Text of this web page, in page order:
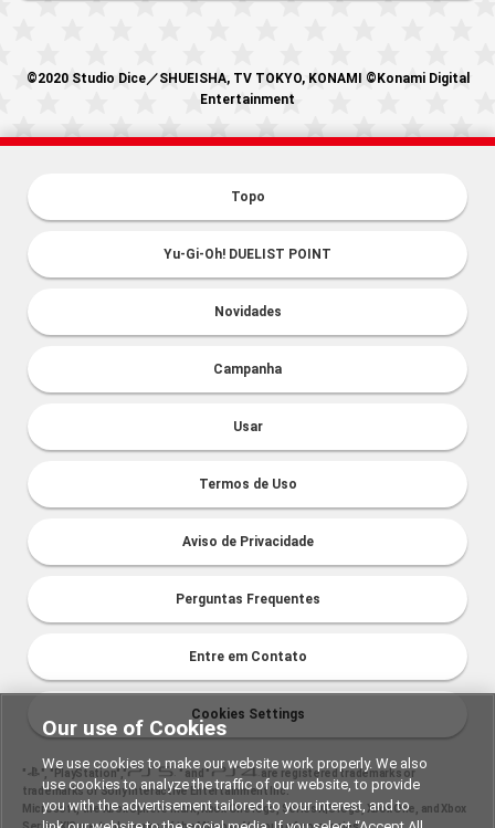
©2020 Studio Dice／SHUEISHA, TV TOKYO, KONAMI ©Konami Digital
Entertainment
Topo
Yu-Gi-Oh! DUELIST POINT
Novidades
Campanha
Usar
Termos de Uso
Aviso de Privacidade
Perguntas Frequentes
Entre em Contato
Cookies Settings
" ", "PlayStation"," " and "
are registered trademarks or
trademarks of Sony Interactive Entertainment Inc.
Microsoft, the Xbox Sphere mark, Xbox One logo, Series X|S logo, Xbox One, and Xbox
Our use of Cookies
We use cookies to make our website work properly. We also
use cookies to analyze the traffic of our website, to provide
you with the advertisement tailored to your interest, and to